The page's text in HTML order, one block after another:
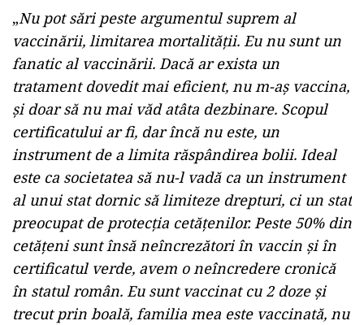
„Nu pot sări peste argumentul suprem al
vaccinării, limitarea mortalității. Eu nu sunt un
fanatic al vaccinării. Dacă ar exista un
tratament dovedit mai eficient, nu m-aș vaccina,
și doar să nu mai văd atâta dezbinare. Scopul
certificatului ar fi, dar încă nu este, un
instrument de a limita răspândirea bolii. Ideal
este ca societatea să nu-l vadă ca un instrument
al unui stat dornic să limiteze drepturi, ci un stat
preocupat de protecția cetățenilor. Peste 50% din
cetățeni sunt însă neîncrezători în vaccin și în
certificatul verde, avem o neîncredere cronică
în statul român. Eu sunt vaccinat cu 2 doze și
trecut prin boală, familia mea este vaccinată, nu